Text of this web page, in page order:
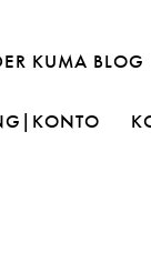
KUMA BLOG